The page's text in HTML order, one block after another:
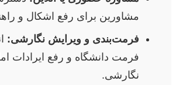
مشاورین برای رفع اشکال و
فرمت‌بندی و ویرایش نگارشی:
فرمت دانشگاه و رفع ایرادات
نگارشی.